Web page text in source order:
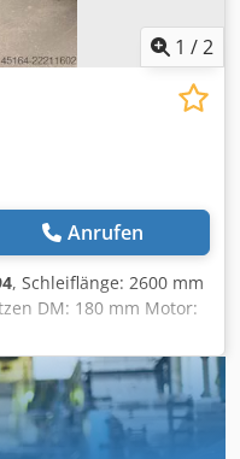
1 /2
Anrufen
, Schleiflänge: 2600 mm
DM: 180 mm Motor:
22 m/sec
Dedpfxezg Nawe